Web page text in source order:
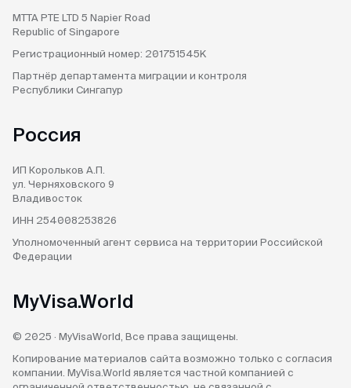
MTTA PTE LTD 5 Napier Road
Republic of Singapore
Регистрационный номер: 201751545K
Партнёр департамента миграции и контроля
Республики Сингапур
Россия
ИП Корольков А.П.
ул. Черняховского 9
Владивосток
ИНН 254008253826
Уполномоченный агент сервиса на территории Российской
Федерации
MyVisa.World
© 2025 · MyVisaWorld, Все права защищены.
Копирование материалов сайта возможно только с согласия
компании. MyVisa.World является частной компанией с